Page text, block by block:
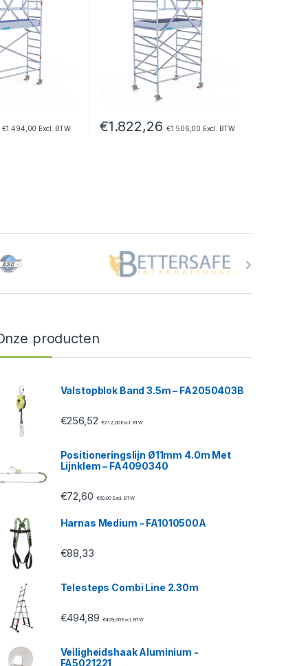
€1.494,00 Excl. BTW €1.822,26 €1.506,00 Excl. BTW
producten
Valstopblok Band 3.5m – FA2050403B
€256,52 €212,00Excl. BTW
Positioneringslijn Ø11mm 4.0m Met
Lijnklem – FA4090340
€72,60 €60,00Excl. BTW
Harnas Medium - FA1010500A
€88,33
Telesteps Combi Line 2.30m
€494,89 €409,00Excl. BTW
Veiligheidshaak Aluminium -
FA5021221